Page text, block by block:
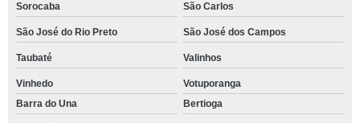
Sorocaba São Carlos
São José do Rio Preto São José dos Campos
Taubaté Valinhos
Vinhedo
Votuporanga
Barra do Una
Bertioga